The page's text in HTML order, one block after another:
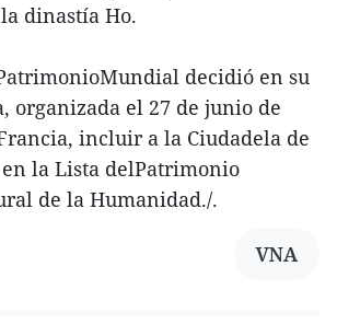
dinastía Ho.
decidió en su
organizada el 27 de junio de
incluir a la Ciudadela de
la Lista delPatrimonio
de la Humanidad./.
VNA